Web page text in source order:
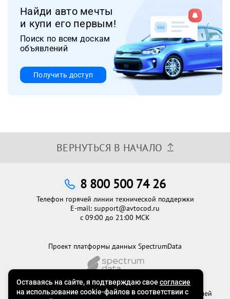
Найди авто мечты
и купи его первым!
Поиск по всем доскам
объявлений
Получить доступ
ВЕРНУТЬСЯ В НАЧАЛО
©2012 - 2026Официальный сервис проверки автомобилей
Проект платформы данных SpectrumData
8 800 500 74 26
Телефон горячей линии технической поддержки
E-mail: support@avtocod.ru
с 09:00 до 21:00 МСК